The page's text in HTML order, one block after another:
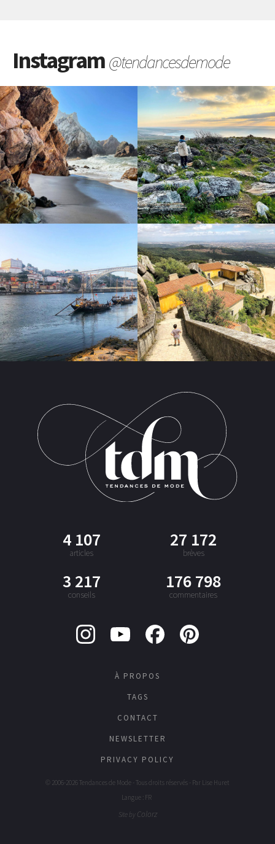
Instagram@tendancesdemode
4 107
articles
27 172
brèves
3 217
conseils
176 798
commentaires
À PROPOS
TAGS
CONTACT
NEWSLETTER
PRIVACY POLICY
© 2006-2026 Tendances de Mode - Tous droits réservés - Par Lise Huret
Langue : FR
Site by Colorz